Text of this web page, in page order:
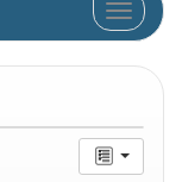
Afficher/